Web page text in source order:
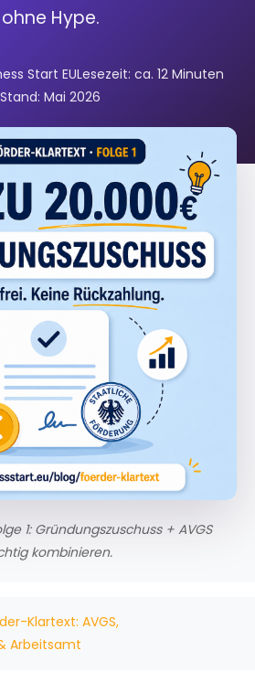
ohne Hype.
Start EULesezeit: ca. 12 Minuten
Stand: Mai 2026
1: Gründungszuschuss + AVGS
kombinieren.
Klartext: AVGS,
Arbeitsamt